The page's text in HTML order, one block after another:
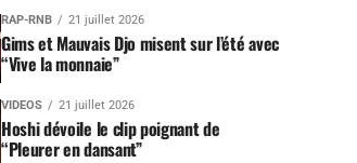
RAP-RNB 21 juillet 2026
Gims et Mauvais Djo misent sur l’été avec
“Vive la monnaie”
VIDEOS 21 juillet 2026
Hoshi dévoile le clip poignant de
“Pleurer en dansant”